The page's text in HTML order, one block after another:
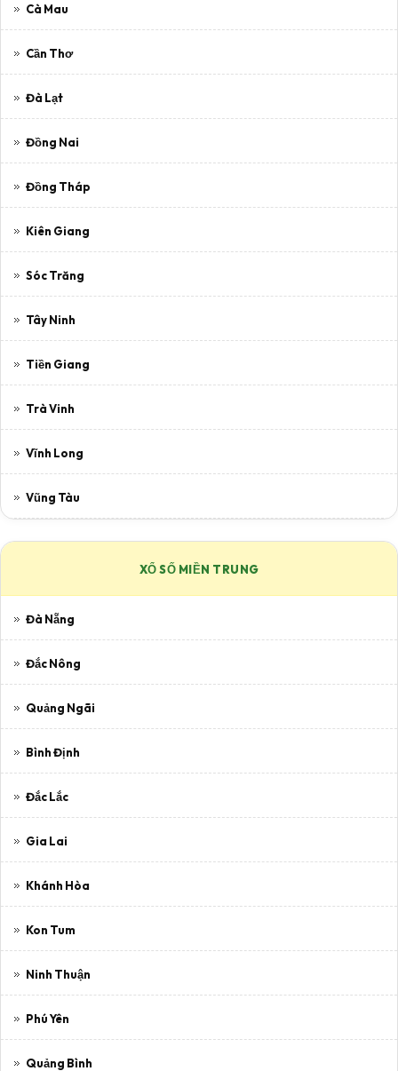
Cà Mau
Cần Thơ
Đà Lạt
Đồng Nai
Đồng Tháp
Kiên Giang
Sóc Trăng
Tây Ninh
Tiền Giang
Trà Vinh
Vĩnh Long
Vũng Tàu
XỔ SỐ MIỀN TRUNG
Đà Nẵng
Đắc Nông
Quảng Ngãi
Bình Định
Đắc Lắc
Gia Lai
Khánh Hòa
Kon Tum
Ninh Thuận
Phú Yên
Quảng Bình